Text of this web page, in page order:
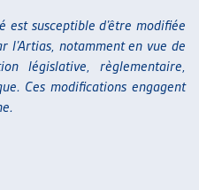
susceptible d’être modifiée
l’Artias, notamment en vue de
législative, règlementaire,
Ces modifications engagent